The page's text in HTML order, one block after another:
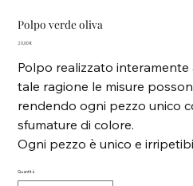
Polpo verde oliva
Prezzo
20,00 €
Polpo realizzato
tale ragione le misure
rendendo ogni pezzo unico
sfumature di colore.
Ogni pezzo è unico e
Quantità